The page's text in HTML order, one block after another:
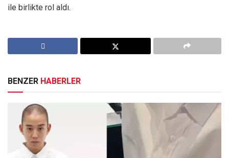
ile birlikte rol aldı. ​
BENZER HABERLER